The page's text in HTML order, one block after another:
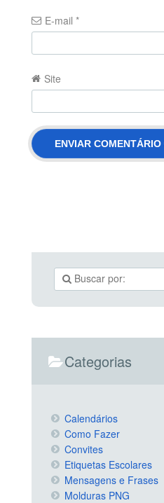
E-mail *
Site
Categorias
Calendários
Como Fazer
Convites
Etiquetas Escolares
Mensagens e Frases
Molduras PNG